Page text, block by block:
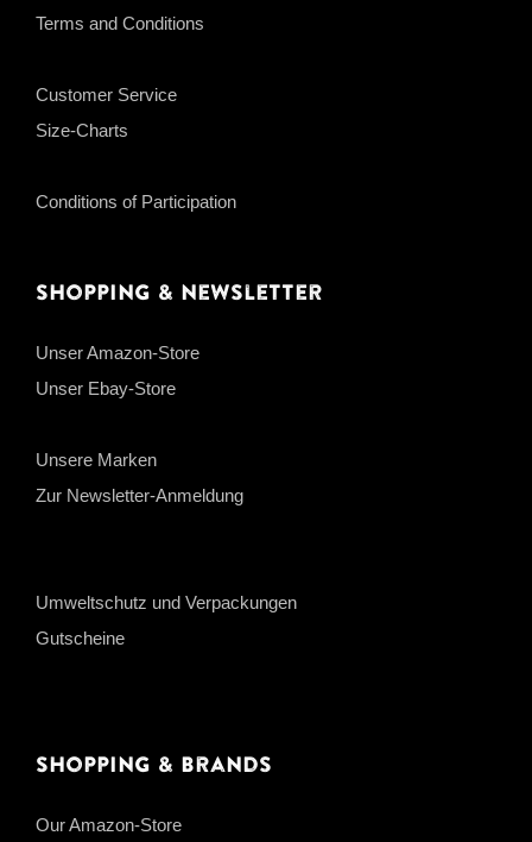
Terms and Conditions
Customer Service
Size-Charts
Conditions of Participation
Shopping & Newsletter
Unser Amazon-Store
Unser Ebay-Store
Unsere Marken
Zur Newsletter-Anmeldung
Umweltschutz und Verpackungen
Gutscheine
Shopping & Brands
Our Amazon-Store